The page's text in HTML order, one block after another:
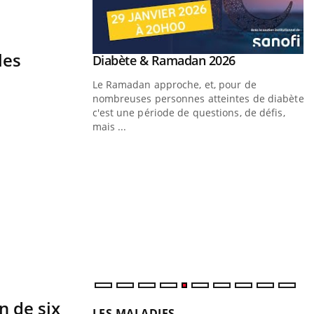
de six
: se Youtube
Diabète & Ramadan 2026Youtube
Le Ramadan approche, et, pour de
nombreuses personnes atteintes de diabète,
c'est une période de questions, de défis,
mais ...